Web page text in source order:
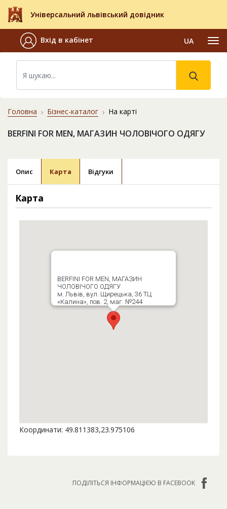
Універсальний львівський довідник
Вхід в кабінет UA
Головна Бізнес-каталог На карті
BERFINI FOR MEN, МАГАЗИН ЧОЛОВІЧОГО ОДЯГУ
Опис Карта Відгуки
Карта
BERFINI FOR MEN, МАГАЗИН
ЧОЛОВІЧОГО ОДЯГУ
м. Львів, вул. Щирецька, 36 ТЦ
«Калина», пов. 2, маг. №244
Координати: 49.811383,23.975106
ПОДІЛІТЬСЯ ІНФОРМАЦІЄЮ В FACEBOOK